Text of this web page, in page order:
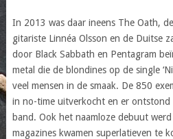
In 2013 was daar ineens The Oath,
gitariste Linnéa Olsson en de Duitse
door Black Sabbath en Pentagram
metal die de blondines op de single
veel mensen in de smaak. De 850
in no-time uitverkocht en er ontstond
band. Ook het naamloze debuut
magazines kwamen superlatieven te